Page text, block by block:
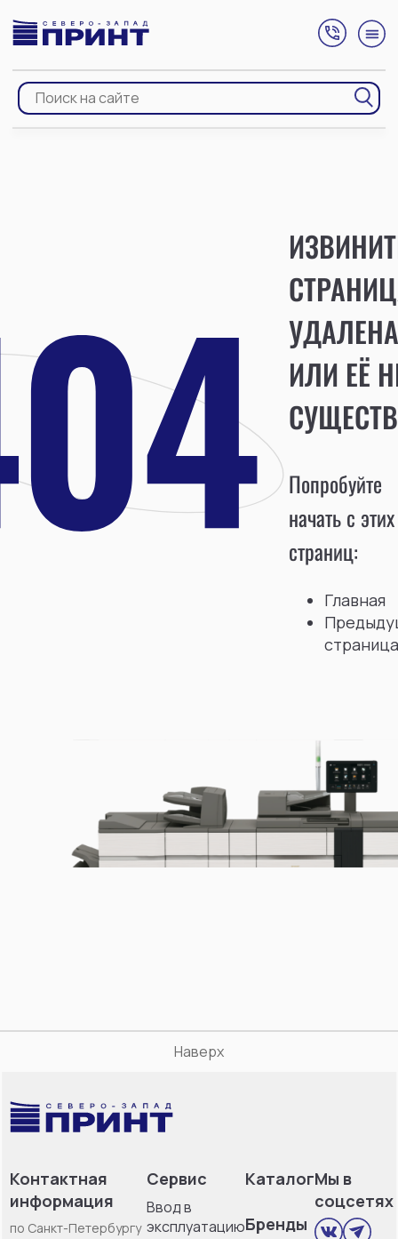
УДАЛЕНА
ИЛИ ЕЁ
Попробуйте
начать с этих
страниц:
Главная
страница
Наверх
Контактная
информация
по Санкт-Петербургу
Сервис
Ввод в
эксплуатацию
Каталог
Бренды
Мы в
соцсетях